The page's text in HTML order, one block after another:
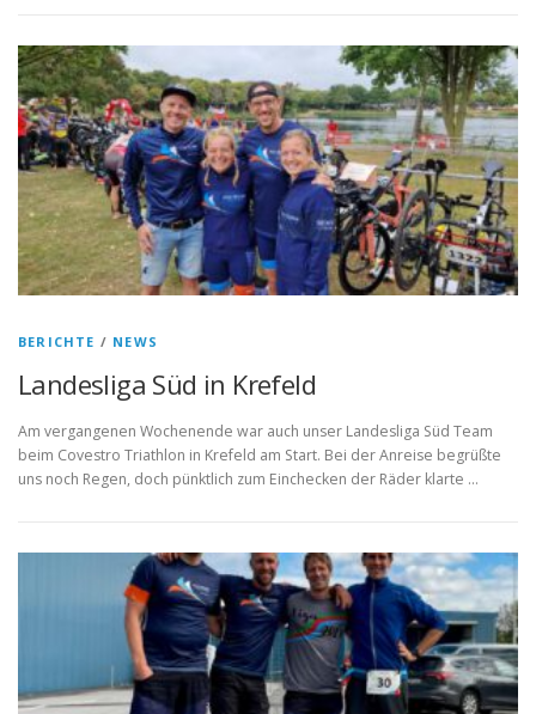
BERICHTE / NEWS
Landesliga Süd in Krefeld
Am vergangenen Wochenende war auch unser Landesliga Süd Team
beim Covestro Triathlon in Krefeld am Start. Bei der Anreise begrüßte
uns noch Regen, doch pünktlich zum Einchecken der Räder klarte …